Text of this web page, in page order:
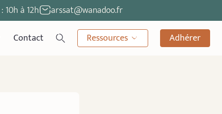
10h à 12h
arssat@wanadoo.fr
Contact Ressources Adhérer